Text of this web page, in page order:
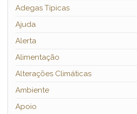
Adegas Típicas
Ajuda
Alerta
Alimentação
Alterações Climáticas
Ambiente
Apoio